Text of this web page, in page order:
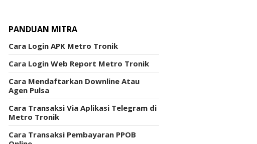
PANDUAN MITRA
Cara Login APK Metro Tronik
Cara Login Web Report Metro Tronik
Cara Mendaftarkan Downline Atau
Agen Pulsa
Cara Transaksi Via Aplikasi Telegram di
Metro Tronik
Cara Transaksi Pembayaran PPOB